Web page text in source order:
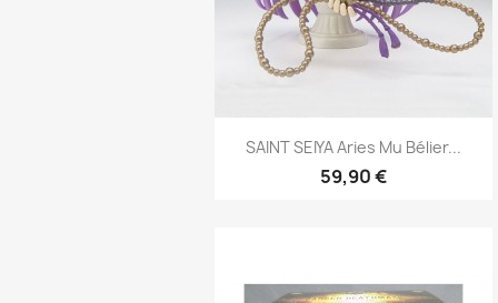
Aperçu rapide
SAINT SEIYA Aries Mu Bélier...
59,90 €